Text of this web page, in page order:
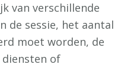
van verschillende
de sessie, het aantal
moet worden, de
diensten of